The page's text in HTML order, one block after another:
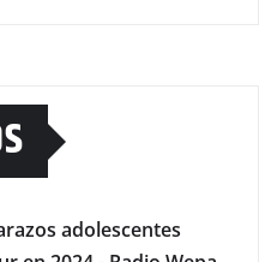
adolescentes